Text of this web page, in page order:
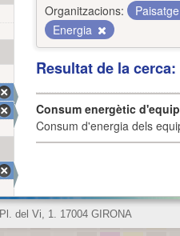
Organitzacions:
Energia
Resultat de la
Consum energètic
Consum d'energia dels
Pl. del Vi, 1. 17004 GIRONA